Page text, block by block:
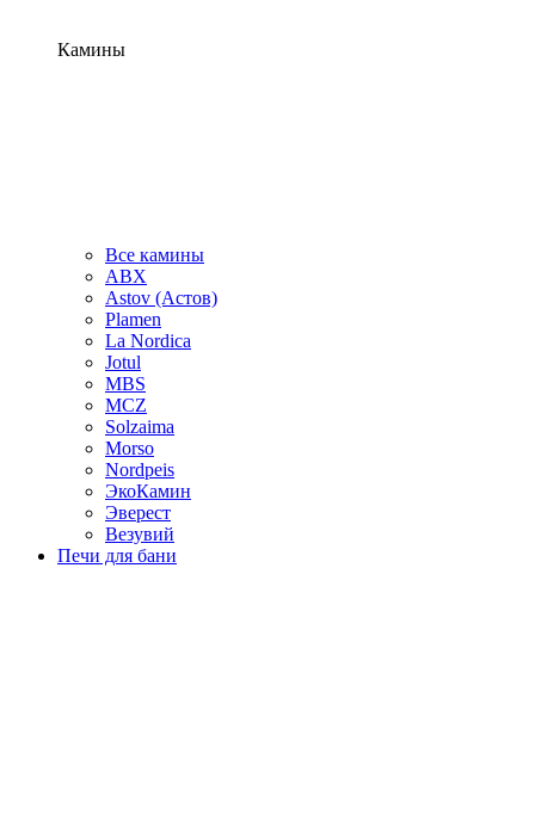
Камины
Все камины
ABX
Astov (Астов)
Plamen
La Nordica
Jotul
MBS
MCZ
Solzaima
Morso
Nordpeis
ЭкоКамин
Эверест
Везувий
Печи для бани